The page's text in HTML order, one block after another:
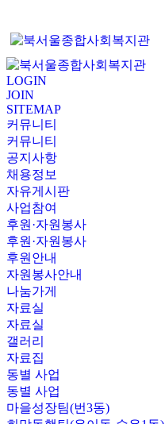
LOGIN
JOIN
SITEMAP
커뮤니티
커뮤니티
공지사항
채용정보
자유게시판
사업참여
후원·자원봉사
후원·자원봉사
후원안내
자원봉사안내
나눔가게
자료실
자료실
갤러리
자료집
동별 사업
동별 사업
마을성장팀(번3동)